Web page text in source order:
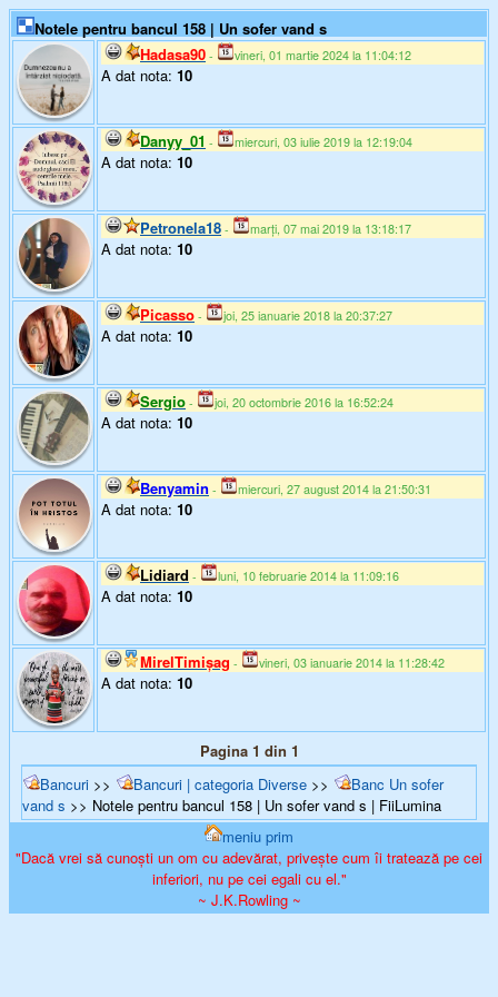
Notele pentru bancul 158 | Un sofer vand s
Hadasa90 - vineri, 01 martie 2024 la 11:04:12
A dat nota: 10
Danyy_01 - miercuri, 03 iulie 2019 la 12:19:04
A dat nota: 10
Petronela18 - marți, 07 mai 2019 la 13:18:17
A dat nota: 10
Picasso - joi, 25 ianuarie 2018 la 20:37:27
A dat nota: 10
Sergio - joi, 20 octombrie 2016 la 16:52:24
A dat nota: 10
Benyamin - miercuri, 27 august 2014 la 21:50:31
A dat nota: 10
Lidiard - luni, 10 februarie 2014 la 11:09:16
A dat nota: 10
MirelTimişag - vineri, 03 ianuarie 2014 la 11:28:42
A dat nota: 10
Pagina 1 din 1
Bancuri >> Bancuri | categoria Diverse >>
Banc Un sofer
vand s >> Notele pentru bancul 158 | Un sofer vand s | FiiLumina
meniu prim
"Dacă vrei să cunoști un om cu adevărat, privește cum îi tratează pe cei
inferiori, nu pe cei egali cu el."
~ J.K.Rowling ~